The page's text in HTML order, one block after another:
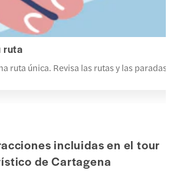
ruta
ruta única. Revisa las rutas y las paradas,
incluidas en el tour
de Cartagena